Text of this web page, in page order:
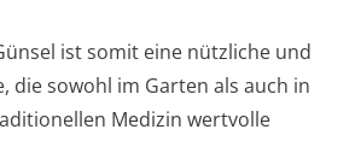
ist somit eine nützliche und
die sowohl im Garten als auch in
Medizin wertvolle